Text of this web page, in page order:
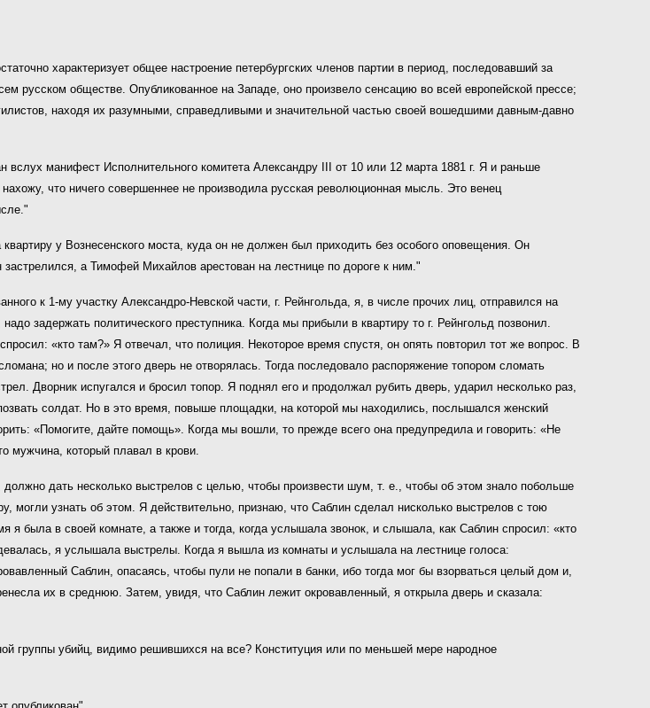
характеризует общее настроение петербургских членов партии в период, последовавший за
русском обществе. Опубликованное на Западе, оно произвело сенсацию во всей европейской прессе;
находя их разумными, справедливыми и значительной частью своей вошедшими давным-давно
манифест Исполнительного комитета Александру III от 10 или 12 марта 1881 г. Я и раньше
что ничего совершеннее не производила русская революционная мысль. Это венец
квартиру у Вознесенского моста, куда он не должен был приходить без особого оповещения. Он
застрелился, а Тимофей Михайлов арестован на лестнице по дороге к ним."
к 1-му участку Александро-Невской части, г. Рейнгольда, я, в числе прочих лиц, отправился на
задержать политического преступника. Когда мы прибыли в квартиру то г. Рейнгольд позвонил.
«кто там?» Я отвечал, что полиция. Некоторое время спустя, он опять повторил тот же вопрос. В
но и после этого дверь не отворялась. Тогда последовало распоряжение топором сломать
Дворник испугался и бросил топор. Я поднял его и продолжал рубить дверь, ударил несколько раз,
солдат. Но в это время, повыше площадки, на которой мы находились, послышался женский
«Помогите, дайте помощь». Когда мы вошли, то прежде всего она предупредила и говорить: «Не
мужчина, который плавал в крови.
дать несколько выстрелов с целью, чтобы произвести шум, т. е., чтобы об этом знало побольше
могли узнать об этом. Я действительно, признаю, что Саблин сделал нисколько выстрелов с тою
я была в своей комнате, а также и тогда, когда услышала звонок, и слышала, как Саблин спросил: «кто
я услышала выстрелы. Когда я вышла из комнаты и услышала на лестнице голоса:
Саблин, опасаясь, чтобы пули не попали в банки, ибо тогда мог бы взорваться целый дом и,
их в среднюю. Затем, увидя, что Саблин лежит окровавленный, я открыла дверь и сказала:
группы убийц, видимо решившихся на все? Конституция или по меньшей мере народное